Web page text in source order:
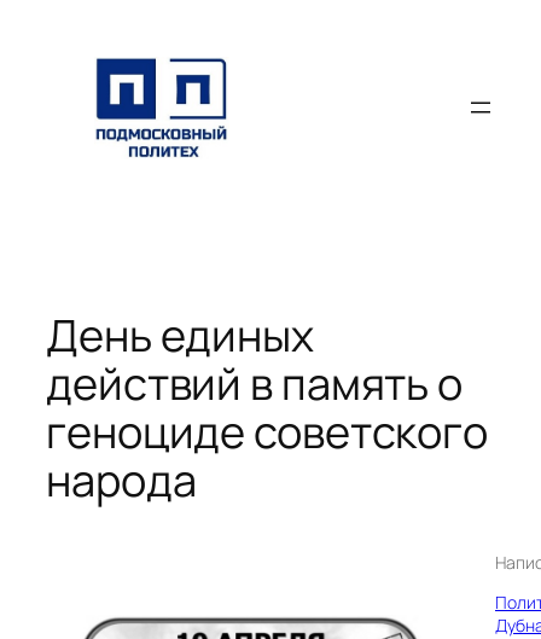
содержимому
День единых
действий в память о
геноциде советского
народа